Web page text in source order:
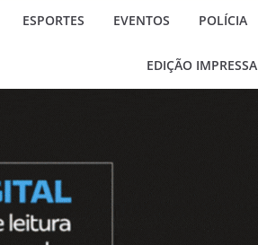
ESPORTES EVENTOS POLÍCIA
EDIÇÃO IMPRESSA